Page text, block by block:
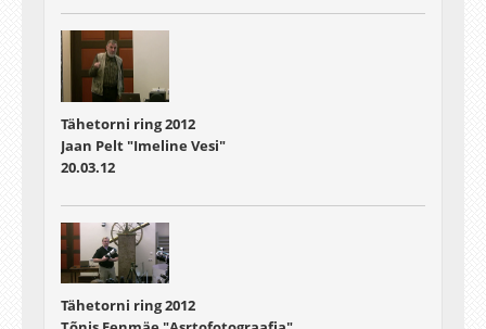
Tähetorni ring 2012
Jaan Pelt "Imeline Vesi"
20.03.12
Tähetorni ring 2012